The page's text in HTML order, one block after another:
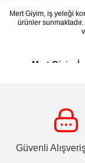
Mert Giyim, iş yeleği
ürünler
Mert Giyim
Mert
Mert Giyim İş
temizlenebilir.
Güvenli